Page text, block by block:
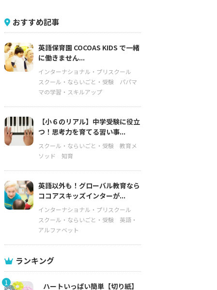
おすすめ記事
英語保育園 COCOAS KIDS で一緒
に働きません...
インターナショナル・プリスクール
スクール・ならいごと・受験
パパマ
マの学習・スキルアップ
【小６のリアル】中学受験に役立
つ！思考力を育てる習い事...
スクール・ならいごと・受験
教育メ
ソッド
知育
英語以外も！グローバル教育なら
ココアスキッズインターが...
インターナショナル・プリスクール
スクール・ならいごと・受験
英語・
アルファベット
ランキング
1
ハートいっぱい簡単【切り紙】